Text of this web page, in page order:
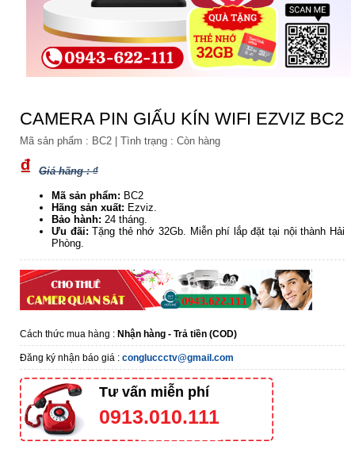
CAMERA PIN GIẤU KÍN WIFI EZVIZ BC2
Mã sản phẩm : BC2 | Tình trạng : Còn hàng
₫ Giá hãng : ₫
Mã sản phẩm: BC2
Hãng sản xuất: Ezviz.
Bảo hành: 24 tháng.
Ưu đãi:Tặng thẻ nhớ 32Gb. Miễn phí lắp đặt tại nội thành Hải
Phòng.
Cách thức mua hàng : Nhận hàng - Trả tiền (COD)
Đăng ký nhận báo giá : congluccctv@gmail.com
Tư vấn miễn phí
0913.010.111